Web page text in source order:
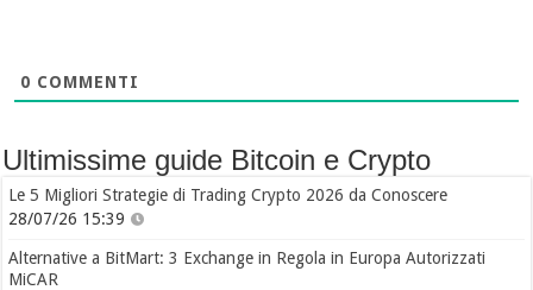
0 COMMENTI
Ultimissime guide Bitcoin e Crypto
Le 5 Migliori Strategie di Trading Crypto 2026 da Conoscere
28/07/26 15:39
Alternative a BitMart: 3 Exchange in Regola in Europa Autorizzati
MiCAR